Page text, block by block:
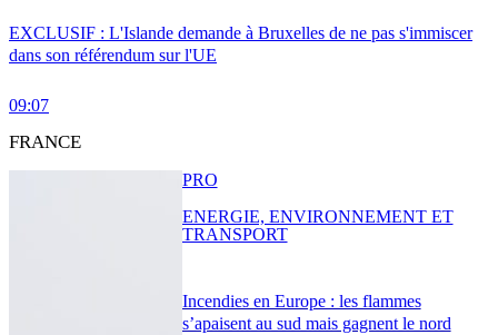
EXCLUSIF : L'Islande demande à Bruxelles de ne pas s'immiscer
dans son référendum sur l'UE
09:07
FRANCE
Incendies en Europe : les flammes
s’apaisent au sud mais gagnent le nord
PRO
ENERGIE, ENVIRONNEMENT ET
TRANSPORT